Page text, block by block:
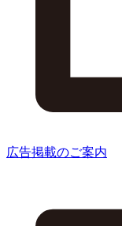
広告掲載のご案内